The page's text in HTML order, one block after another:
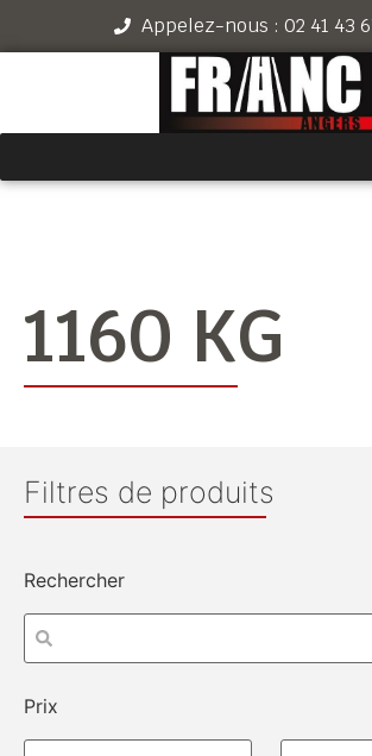
Appelez-nous : 02 41 43
1160 KG
Filtres de produits
Rechercher
Prix